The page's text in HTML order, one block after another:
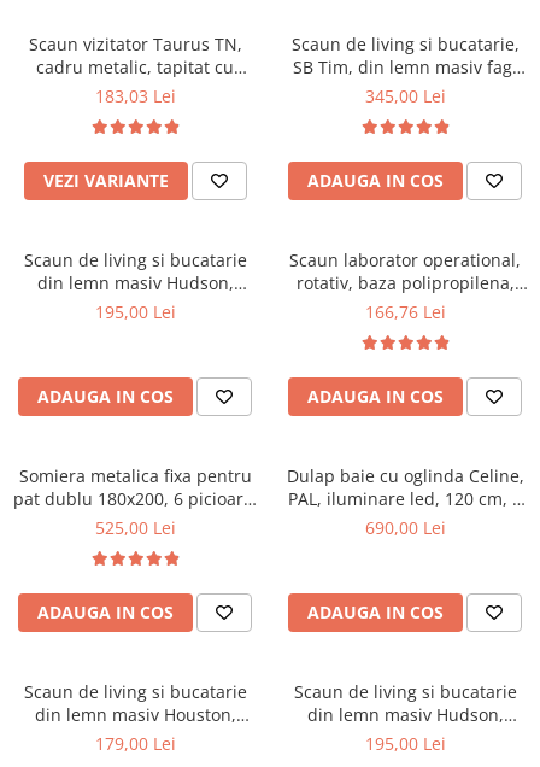
Saltele cu arcuri impachetate
individual
Saltele Memory Pocket
Saltele Memory Foam
Saltele Memory Pocket
Saltele cu plasa arcuri
Saltele cu spuma
Saltele cu spuma poliuretanica
Saltele 140x200
Saltele 180x200
Top saltele
Top saltele 5 cm
Top saltele memory 5 cm
Top saltele MemoHR 6.5 cm
Saltele cu plasa de arcuri
Saltele cu spuma
Paturi
Seturi de pat si saltea
Masute de toaleta
Mobilier living
Scaune pentru living
Comode living
Set mese plus scaune
Scaune ergonomice
Etajere Birou
Birouri
Scaune pentru birou
Scaune pentru vizitatori
Scaune manager
Mobilier bucatarie
Mese bucatarie
Mobila bucatarie
Seturi mese si scaune bucatarie
Mobilier hol
Scaune birou
Scaune profesionale
Scaune resigilate
Scaune conferinta
Scaune terasa si outdoor
Scaun vizitator Taurus TN,
cadru metalic, tapitat cu
stofa, stivuibil, 120 kg, negru
183,03 Lei
VEZI VARIANTE
Scaun de living si bucatarie,
SB Tim, din lemn masiv fag,
tapiterie stofa, lacuit, 120 kg,
345,00 Lei
ADAUGA IN COS
Scaun de living si bucatarie
din lemn masiv Hudson,
tapiterie stofa,100 kg,
195,00 Lei
ADAUGA IN COS
Scaun laborator operational,
rotativ, baza polipropilena,
piele ecologica, inaltime
166,76 Lei
ADAUGA IN COS
Somiera metalica fixa pentru
pat dublu 180x200, 6 picioare,
32 lamele lemn fag, benzi
negru
525,00 Lei
ADAUGA IN COS
Dulap baie cu oglinda Celine,
PAL, iluminare led, 120 cm, 3
usi, 3 rafturi, soft close, alb
690,00 Lei
ADAUGA IN COS
Scaun de living si bucatarie
din lemn masiv Houston,
tapiterie stofa,100 kg,
179,00 Lei
Scaun de living si bucatarie
din lemn masiv Hudson,
tapiterie stofa,100 kg,
195,00 Lei